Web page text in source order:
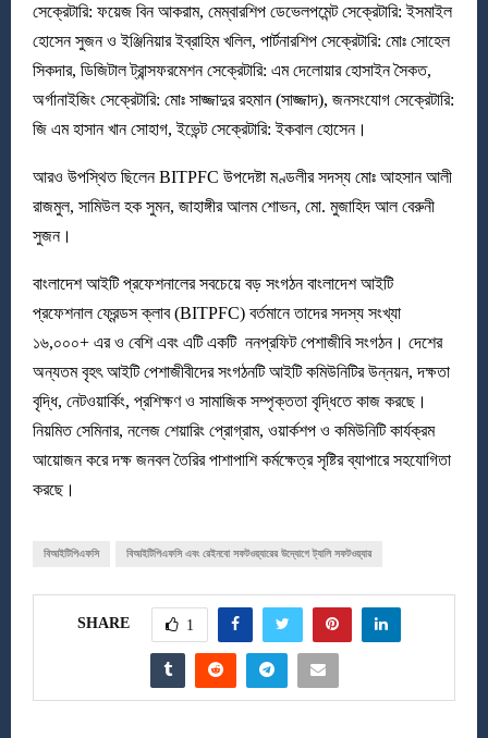
সেক্রেটারি: ফয়েজ বিন আকরাম, মেম্বারশিপ ডেভেলপমেন্ট সেক্রেটারি: ইসমাইল
হোসেন সুজন ও ইঞ্জিনিয়ার ইব্রাহিম খলিল, পার্টনারশিপ সেক্রেটারি: মোঃ সোহেল
সিকদার, ডিজিটাল ট্রান্সফরমেশন সেক্রেটারি: এম দেলোয়ার হোসাইন সৈকত,
অর্গানাইজিং সেক্রেটারি: মোঃ সাজ্জাদুর রহমান (সাজ্জাদ), জনসংযোগ সেক্রেটারি:
জি এম হাসান খান সোহাগ, ইভেন্ট সেক্রেটারি: ইকবাল হোসেন।
আরও উপস্থিত ছিলেন BITPFC উপদেষ্টা মণ্ডলীর সদস্য মোঃ আহসান আলী
রাজমুল, সামিউল হক সুমন, জাহাঙ্গীর আলম শোভন, মো. মুজাহিদ আল বেরুনী
সুজন।
বাংলাদেশ আইটি প্রফেশনালের সবচেয়ে বড় সংগঠন বাংলাদেশ আইটি
প্রফেশনাল ফ্রেন্ডস ক্লাব (BITPFC) বর্তমানে তাদের সদস্য সংখ্যা
১৬,০০০+ এর ও বেশি এবং এটি একটি ননপ্রফিট পেশাজীবি সংগঠন। দেশের
অন্যতম বৃহৎ আইটি পেশাজীবীদের সংগঠনটি আইটি কমিউনিটির উন্নয়ন, দক্ষতা
বৃদ্ধি, নেটওয়ার্কিং, প্রশিক্ষণ ও সামাজিক সম্পৃক্ততা বৃদ্ধিতে কাজ করছে।
নিয়মিত সেমিনার, নলেজ শেয়ারিং প্রোগ্রাম, ওয়ার্কশপ ও কমিউনিটি কার্যক্রম
আয়োজন করে দক্ষ জনবল তৈরির পাশাপাশি কর্মক্ষেত্র সৃষ্টির ব্যাপারে সহযোগিতা
করছে।
বিআইটিপিএফসি বিআইটিপিএফসি এবং রেইনবো সফটওয়্যারের উদ্যোগে ট্যালি সফটওয়্যার
SHARE 1